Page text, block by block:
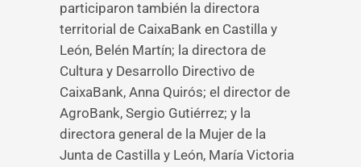
participaron también la directora
territorial de CaixaBank en Castilla y
León, Belén Martín; la directora de
Cultura y Desarrollo Directivo de
CaixaBank, Anna Quirós; el director de
AgroBank, Sergio Gutiérrez; y la
directora general de la Mujer de la
Junta de Castilla y León, María Victoria